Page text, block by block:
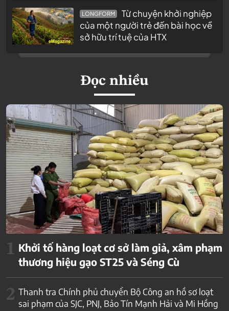
LONGFORM
Từ chuyện khởi nghiệp
của một người trẻ đến bài học về
sở hữu trí tuệ của HTX
Đọc nhiều
1 Khởi tố hàng loạt cơ sở làm giả, xâm phạm
thương hiệu gạo ST25 và Séng Cù
2 Thanh tra Chính phủ chuyển Bộ Công an hồ sơ loạt
sai phạm của SJC, PNJ, Bảo Tín Mạnh Hải và Mi Hồng